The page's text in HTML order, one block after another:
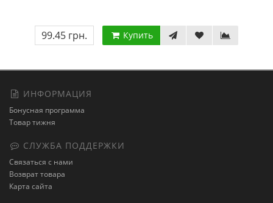
99.45 грн. Купить
ИНФОРМАЦИЯ
Бонусная программа
Товар тижня
СЛУЖБА ПОДДЕРЖКИ
Связаться с нами
Возврат товара
Карта сайта